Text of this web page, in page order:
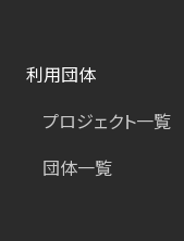
利用団体
プロジェクト一覧
団体一覧